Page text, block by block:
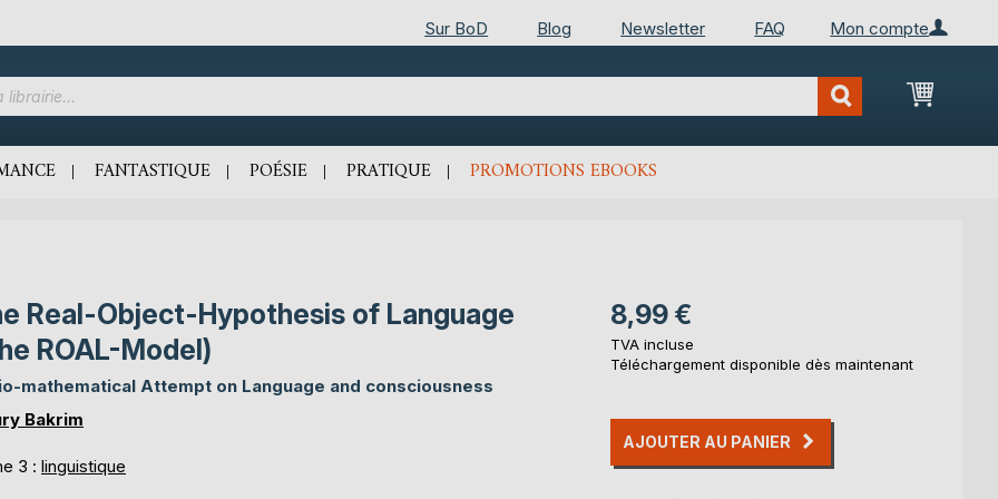
Mon compte
Sur BoD Blog Newsletter FAQ
Mon
FANTASTIQUE POÉSIE PRATIQUE PROMOTIONS EBOOKS
Real-Object-Hypothesis of Language
ROAL-Model)
mathematical Attempt on Language and consciousness
Bakrim
3 : linguistique
8,99 €
TVA incluse
Téléchargement disponible dès maintenant
AJOUTER AU PANIER